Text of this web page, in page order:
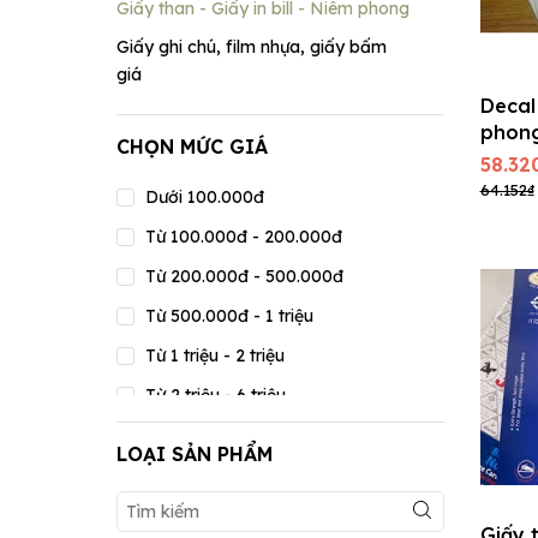
Giấy than - Giấy in bill - Niêm phong
Giấy ghi chú, film nhựa, giấy bấm
giá
CHỌN MỨC GIÁ
Dưới 100.000đ
Từ 100.000đ - 200.000đ
Từ 200.000đ - 500.000đ
Từ 500.000đ - 1 triệu
Từ 1 triệu - 2 triệu
Từ 2 triệu - 6 triệu
Từ 6 triệu - 15 triệu
Trên 20 triệu
LOẠI SẢN PHẨM
64.152₫